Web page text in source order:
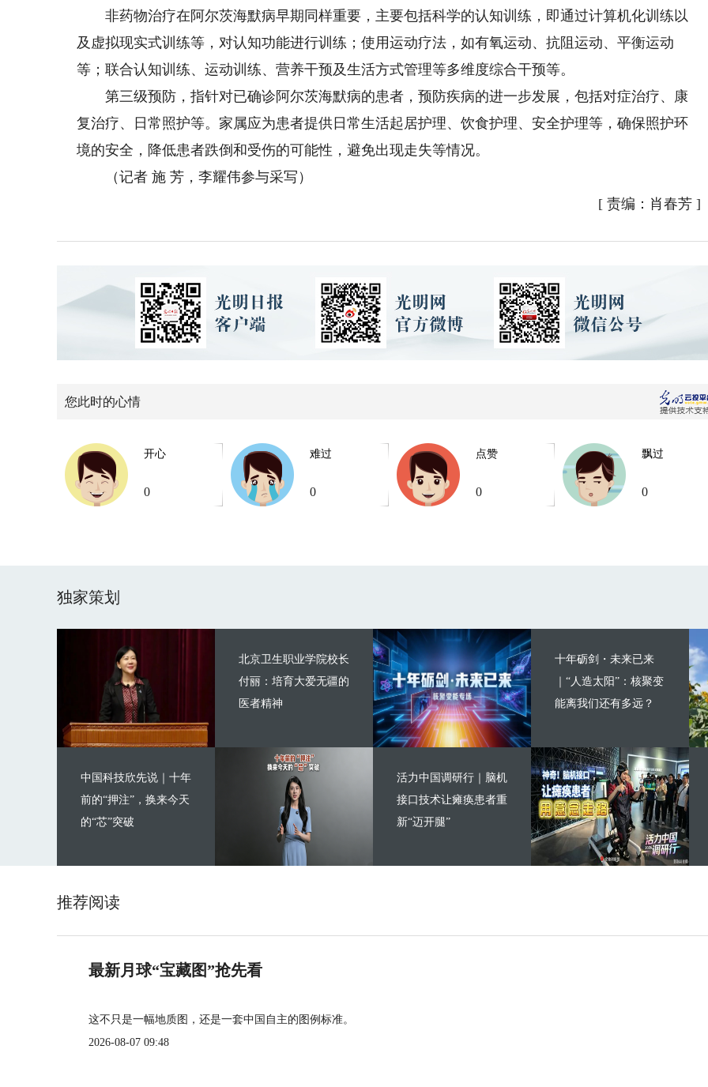
非药物治疗在阿尔茨海默病早期同样重要，主要包括科学的认知训练，即通过计算机化训练以
及虚拟现实式训练等，对认知功能进行训练；使用运动疗法，如有氧运动、抗阻运动、平衡运动
等；联合认知训练、运动训练、营养干预及生活方式管理等多维度综合干预等。
第三级预防，指针对已确诊阿尔茨海默病的患者，预防疾病的进一步发展，包括对症治疗、康
复治疗、日常照护等。家属应为患者提供日常生活起居护理、饮食护理、安全护理等，确保照护环
境的安全，降低患者跌倒和受伤的可能性，避免出现走失等情况。
（记者 施 芳，李耀伟参与采写）
[ 责编：肖春芳 ]
您此时的心情
开心
0
难过
0
点赞
0
飘过
0
独家策划
北京卫生职业学院校长
付丽：培育大爱无疆的
医者精神
中国科技欣先说｜十年
前的“押注”，换来今天
的“芯”突破
十年砺剑・未来已来
｜“人造太阳”：核聚变
能离我们还有多远？
活力中国调研行｜脑机
接口技术让瘫痪患者重
新“迈开腿”
推荐阅读
最新月球“宝藏图”抢先看
这不只是一幅地质图，还是一套中国自主的图例标准。
2026-08-07 09:48